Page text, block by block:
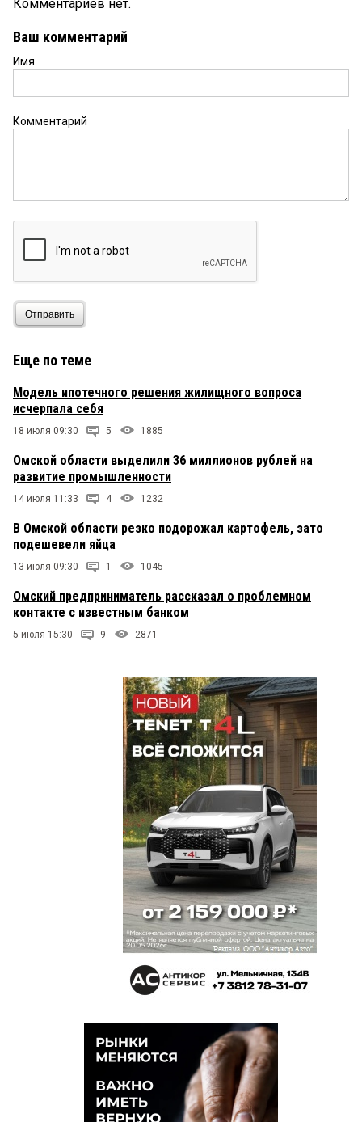
Комментариев нет.
Ваш комментарий
Имя
Комментарий
Отправить
Еще по теме
Модель ипотечного решения жилищного вопроса
исчерпала себя
18 июля 09:30 5 1885
Омской области выделили 36 миллионов рублей на
развитие промышленности
14 июля 11:33 4 1232
В Омской области резко подорожал картофель, зато
подешевели яйца
13 июля 09:30 1 1045
Омский предприниматель рассказал о проблемном
контакте с известным банком
5 июля 15:30 9 2871